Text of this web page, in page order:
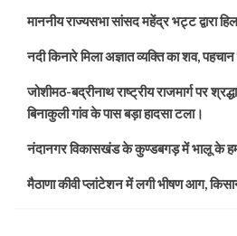
माननीय राज्यसभा सांसद महेंद्र भट्ट द्वारा
नदी किनारे मिला अज्ञात व्यक्ति का शव,
जोशीमठ-बद्रीनाथ राष्ट्रीय राजमार्ग पर
बिनाकुली गांव के पास बड़ा हादसा टला।
नंदानगर विकासखंड के कुण्डबगड़ में भालू के
मैठाणा कीवी प्लांटेशन में लगी भीषण आग,